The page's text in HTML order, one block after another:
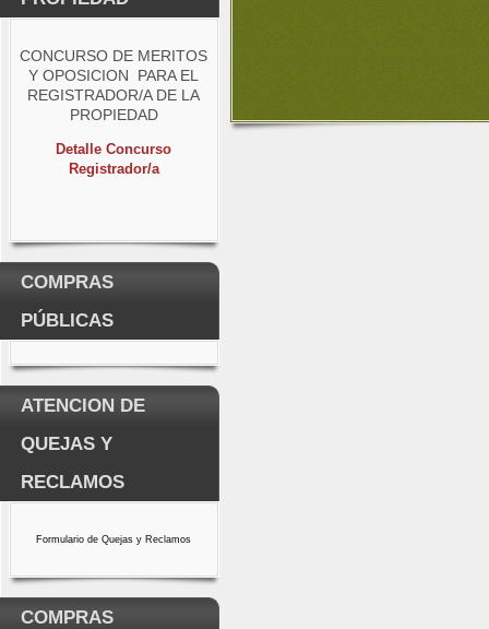
CONCURSO DE MERITOS
Y OPOSICION PARA EL
REGISTRADOR/A DE LA
PROPIEDAD
Detalle Concurso
Registrador/a
COMPRAS
PÚBLICAS
ATENCION DE
QUEJAS Y
RECLAMOS
Formulario de Quejas y Reclamos
COMPRAS